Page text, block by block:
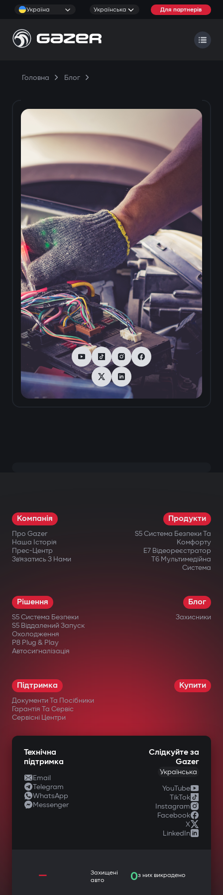
Україна Українська Для партнерів
Головна Блог
Компанія
Про Gazer
Наша Історія
Прес-Центр
Зв’язатись З Нами
Продукти
S5 Система Безпеки Та
Комфорту
E7 Відеореєстратор
T6 Мультимедійна
Система
Рішення
S5 Система Безпеки
S5 Віддалений Запуск
Охолодження
P8 Plug & Play
Автосигналізація
Блог
Захисники
Підтримка
Документи Та Посібники
Гарантія Та Сервіс
Сервісні Центри
Купити
Технічна
підтримка
Email
Telegram
WhatsApp
Messenger
Слідкуйте за
Gazer
Українська
YouTube
TikTok
Instagram
Facebook
X
LinkedIn
—
Захищені
авто
0з них викрадено